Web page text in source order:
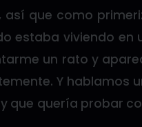
que como
estaba viviendo en
un rato y
Y hablamos
que quería probar